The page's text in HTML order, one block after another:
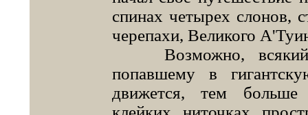
спинах четырех слонов,
черепахи, Великого
Возможно, всякий
попавшему в
движется, тем больше